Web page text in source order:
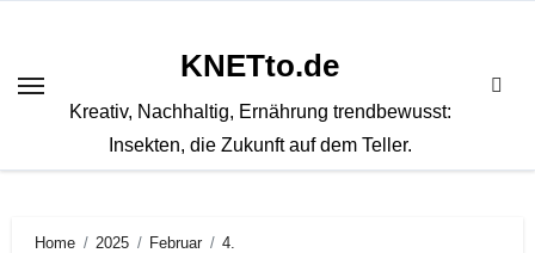
springen
KNETto.de
Kreativ, Nachhaltig, Ernährung trendbewusst:
Insekten, die Zukunft auf dem Teller.
Home 2025 Februar
4.